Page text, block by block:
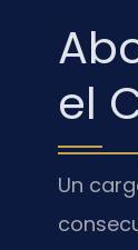
el
Un